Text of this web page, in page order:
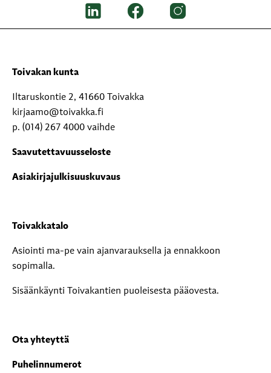
Toivakan kunta
Iltaruskontie 2, 41660 Toivakka
kirjaamo@toivakka.fi
p. (014) 267 4000 vaihde
Saavutettavuusseloste
Asiakirjajulkisuuskuvaus
Toivakkatalo
Asiointi ma-pe vain ajanvarauksella ja ennakkoon
sopimalla.
Sisäänkäynti Toivakantien puoleisesta pääovesta.
Ota yhteyttä
Puhelinnumerot